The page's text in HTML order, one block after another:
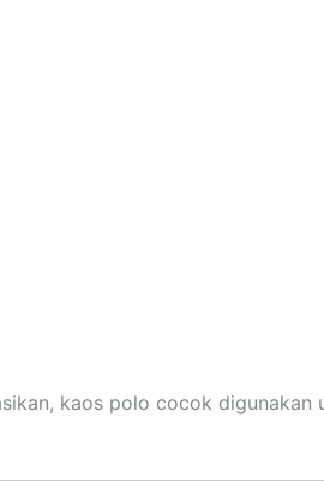
kaos polo cocok digunakan